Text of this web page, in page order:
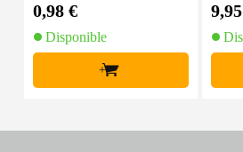
0,98 €
Disponible
+